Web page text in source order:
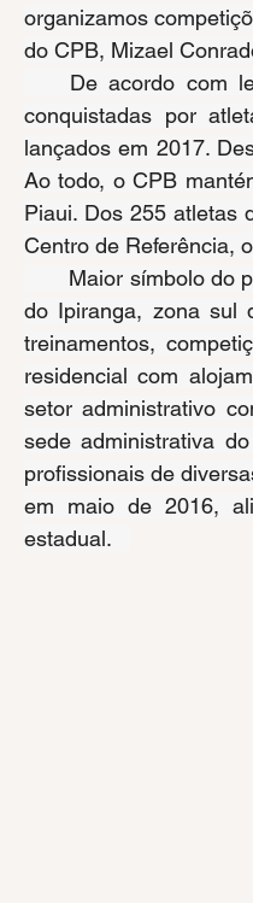
organizamos
do CPB, Mizael
De acordo com
conquistadas por
lançados em 2017.
Ao todo, o CPB
Piaui. Dos 255 atletas
Centro de Referência,
Maior símbolo do
do Ipiranga, zona sul
treinamentos,
residencial com
setor administrativo
sede administrativa
profissionais de
em maio de 2016,
estadual.